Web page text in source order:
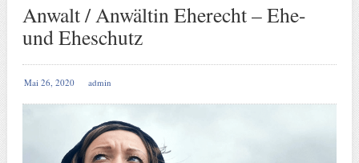
Anwalt / Anwältin Eherecht – Ehe-
und Eheschutz
Mai 26, 2020 admin